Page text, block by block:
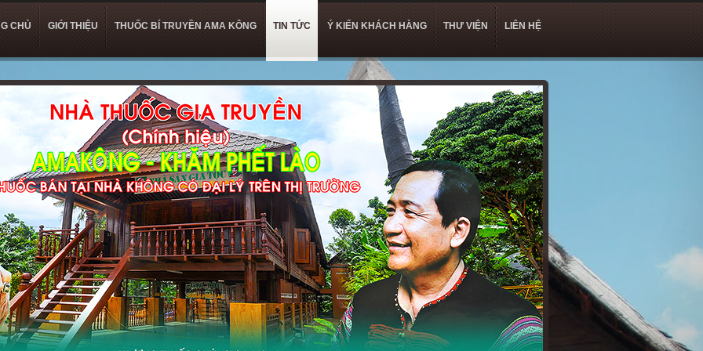
CHỦ GIỚI THIỆU THUỐC BÍ TRUYỀN AMA KÔNG TIN TỨC Ý KIẾN KHÁCH HÀNG THƯ VIỆN LIÊN HỆ